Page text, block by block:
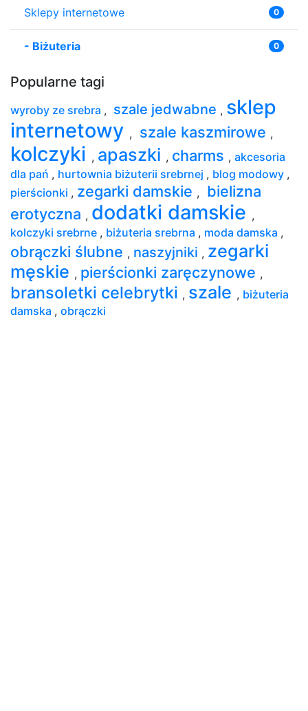
Sklepy internetowe 0
- Biżuteria 0
Popularne tagi
wyroby ze srebra , szale jedwabne , sklep
internetowy , szale kaszmirowe ,
kolczyki , apaszki , charms , akcesoria
dla pań , hurtownia biżuterii srebrnej , blog modowy ,
pierścionki , zegarki damskie ,
bielizna
erotyczna , dodatki damskie ,
kolczyki srebrne , biżuteria srebrna , moda damska ,
obrączki ślubne , naszyjniki , zegarki
męskie , pierścionki zaręczynowe ,
bransoletki celebrytki , szale , biżuteria
damska , obrączki